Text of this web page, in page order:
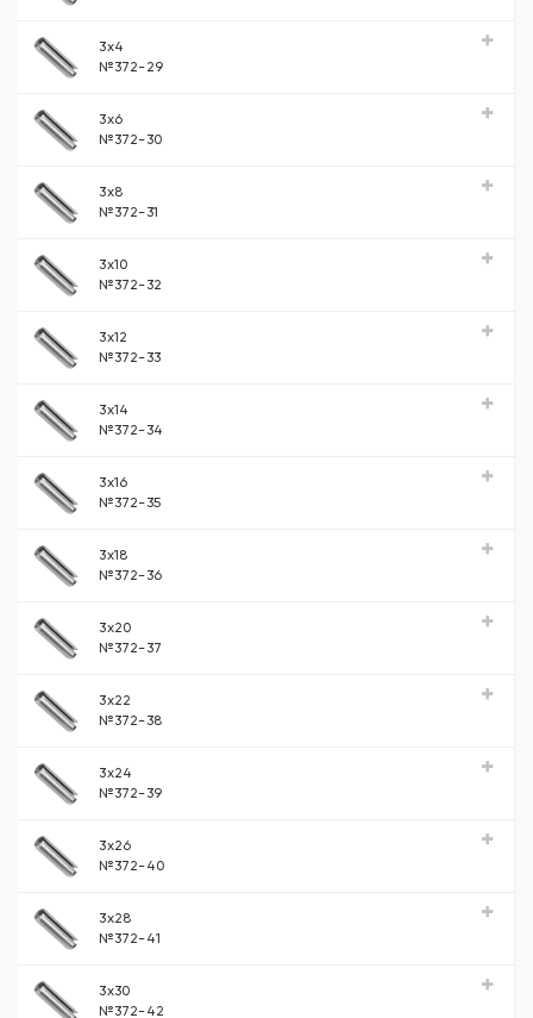
3x4
№372-29
3x6
№372-30
3x8
№372-31
3x10
№372-32
3x12
№372-33
3x14
№372-34
3x16
№372-35
3x18
№372-36
3x20
№372-37
3x22
№372-38
3x24
№372-39
3x26
№372-40
3x28
№372-41
3x30
№372-42